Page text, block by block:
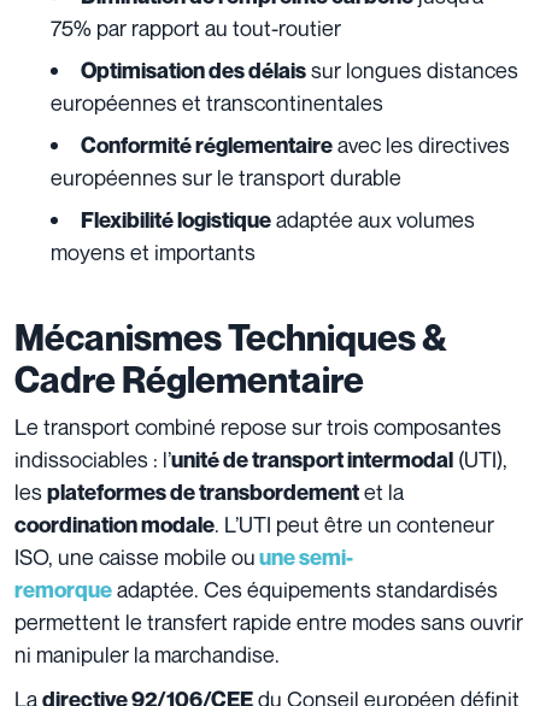
75% par rapport au tout-routier
Optimisation des délaissur longues distances
européennes et transcontinentales
Conformité réglementaireavec les directives
européennes sur le transport durable
Flexibilité logistiqueadaptée aux volumes
moyens et importants
Mécanismes Techniques &
Cadre Réglementaire
Le transport combiné repose sur trois composantes
indissociables : l’unité de transport intermodal (UTI),
lesplateformes de transbordementet la
coordination modale. L’UTI peut être un conteneur
ISO, une caisse mobile ouune semi-
remorqueadaptée. Ces équipements standardisés
permettent le transfert rapide entre modes sans ouvrir
ni manipuler la marchandise.
Ladirective 92/106/CEEdu Conseil européen définit